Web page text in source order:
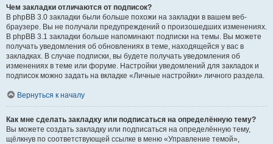
Чем закладки отличаются от подписок?
В phpBB 3.0 закладки были больше похожи на закладки в вашем веб-
браузере. Вы не получали предупреждений о произошедших изменениях.
В phpBB 3.1 закладки больше напоминают подписки на темы. Вы можете
получать уведомления об обновлениях в теме, находящейся у вас в
закладках. В случае подписки, вы будете получать уведомления об
изменениях в теме или форуме. Настройки уведомлений для закладок и
подписок можно задать на вкладке «Личные настройки» личного раздела.
Вернуться к началу
Как мне сделать закладку или подписаться на определённую тему?
Вы можете создать закладку или подписаться на определённую тему,
щёлкнув по соответствующей ссылке в меню «Управление темой»,